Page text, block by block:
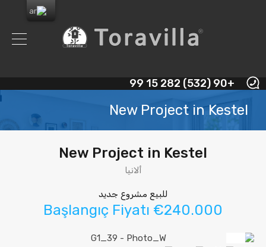
+90 (532) 282 15 99
New Project in Kestel
New Project in Kestel
ألانيا
للبيع مشروع جديد
Başlangıç Fiyatı €240.000